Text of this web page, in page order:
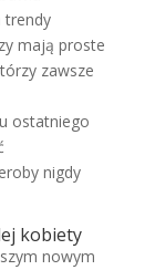
trendy
mają proste
zawsze
ostatniego
nigdy
kobiety
nowym